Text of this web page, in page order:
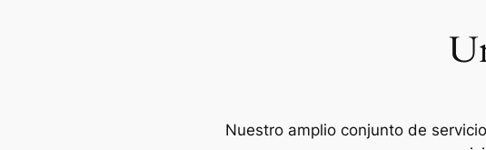
Nuestro amplio conjunto de